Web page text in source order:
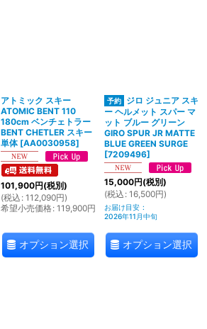
アトミック スキー
ATOMIC BENT 110
180cm ベンチェトラー
BENT CHETLER スキー
単体 [AA0030958]
101,900円(税別)
(税込 : 112,090円)
希望小売価格: 119,900円
オプション選択
ジロ ジュニア スキ
ー ヘルメット スパー マ
ット ブルー グリーン
GIRO SPUR JR MATTE
BLUE GREEN SURGE
[7209496]
15,000円(税別)
(税込 : 16,500円)
お届け目安 :
2026年11月中旬
オプション選択